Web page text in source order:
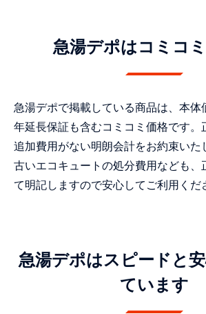
急湯デポはコミコミ
急湯デポで掲載している商品は、本体
年延長保証も含むコミコミ価格です。
追加費用がない明朗会計をお約束いた
古いエコキュートの処分費用なども、
て明記しますので安心してご利用くだ
急湯デポはスピードと
ています